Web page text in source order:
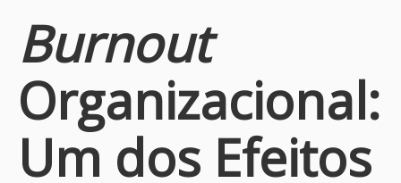
Burnout
Organizacional:
Um dos Efeitos